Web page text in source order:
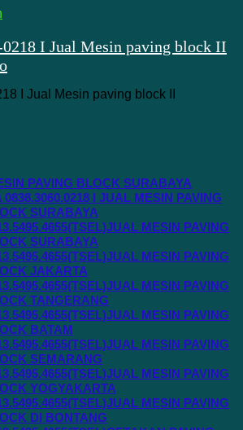
PAVING BLOCK SURABAYA
0838.3060.0218 I JUAL MESIN PAVING
SURABAYA
MESIN PAVING
SURABAYA
MESIN PAVING
JAKARTA
MESIN PAVING
TANGERANG
MESIN PAVING
BATAM
MESIN PAVING
SEMARANG
MESIN PAVING
YOGYAKARTA
MESIN PAVING
DI BONTANG